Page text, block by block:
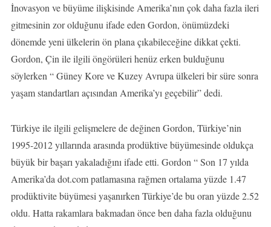
İnovasyon ve büyüme ilişkisinde Amerika’nın çok daha fazla ileri
gitmesinin zor olduğunu ifade eden Gordon, önümüzdeki
dönemde yeni ülkelerin ön plana çıkabileceğine dikkat çekti.
Gordon, Çin ile ilgili öngörüleri henüz erken bulduğunu
söylerken “ Güney Kore ve Kuzey Avrupa ülkeleri bir süre sonra
yaşam standartları açısından Amerika’yı geçebilir” dedi.
Türkiye ile ilgili gelişmelere de değinen Gordon, Türkiye’nin
1995-2012 yıllarında arasında prodüktive büyümesinde oldukça
büyük bir başarı yakaladığını ifade etti. Gordon “ Son 17 yılda
Amerika’da dot.com patlamasına rağmen ortalama yüzde 1.47
prodüktivite büyümesi yaşanırken Türkiye’de bu oran yüzde 2.52
oldu. Hatta rakamlara bakmadan önce ben daha fazla olduğunu